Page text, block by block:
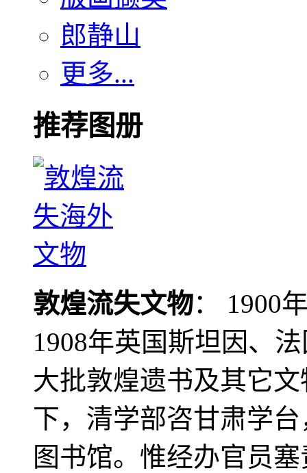
郎静山
更多...
推荐图册
敦煌流失文物： 1900
1908年英国斯坦因、
大批敦煌遗书及其它
下，清学部咨甘肃学
图书馆。惟经办官员